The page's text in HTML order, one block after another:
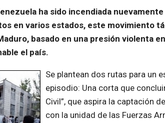
ha sido incendiada
en varios estados, este movimiento
basado en una presión violenta
el país.
Se plantean dos rutas para un
episodio: Una corta que
Civil”, que aspira la captación
con la unidad de las Fuerzas